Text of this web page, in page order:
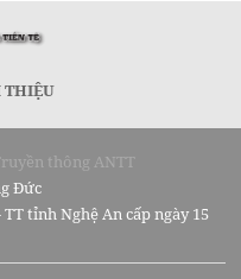
THIỆU
thông ANTT
Đức
TT tỉnh Nghệ An cấp ngày 15